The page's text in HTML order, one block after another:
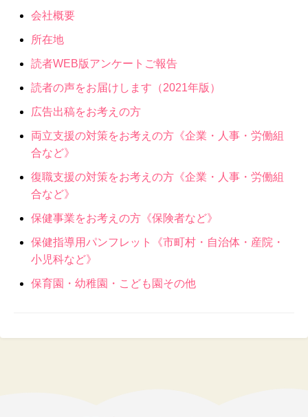
会社概要
所在地
読者WEB版アンケートご報告
読者の声をお届けします（2021年版）
広告出稿をお考えの方
両立支援の対策をお考えの方《企業・人事・労働組
合など》
復職支援の対策をお考えの方《企業・人事・労働組
合など》
保健事業をお考えの方《保険者など》
保健指導用パンフレット《市町村・自治体・産院・
小児科など》
保育園・幼稚園・こども園その他